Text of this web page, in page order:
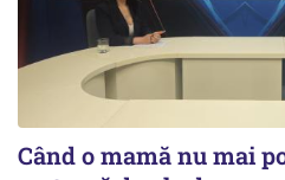
Când o mamă nu mai